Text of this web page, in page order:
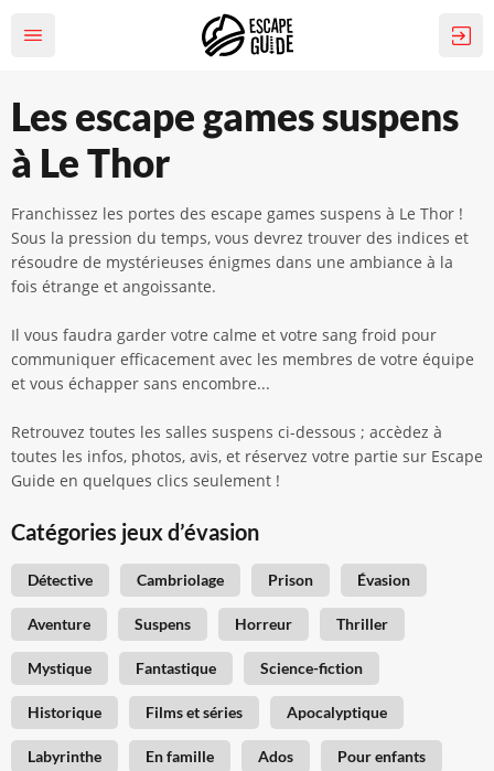
Les escape games suspens
à Le Thor
Franchissez les portes des escape games suspens à Le Thor !
Sous la pression du temps, vous devrez trouver des indices et
résoudre de mystérieuses énigmes dans une ambiance à la
fois étrange et angoissante.
Il vous faudra garder votre calme et votre sang froid pour
communiquer efficacement avec les membres de votre équipe
et vous échapper sans encombre...
Retrouvez toutes les salles suspens ci-dessous ; accèdez à
toutes les infos, photos, avis, et réservez votre partie sur Escape
Guide en quelques clics seulement !
Catégories jeux d’évasion
Détective Cambriolage Prison Évasion
Aventure Suspens Horreur Thriller
Mystique Fantastique Science-fiction
Historique Films et séries Apocalyptique
Labyrinthe En famille Ados Pour enfants